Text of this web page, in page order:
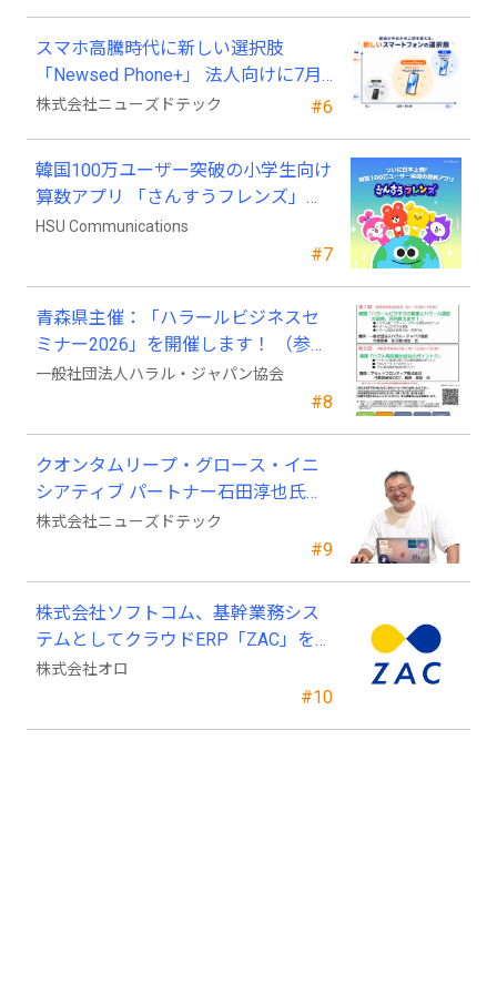
#6
スマホ高騰時代に新しい選択肢
「Newsed Phone+」 法人向けに7月
23日から販売開始
株式会社ニューズドテック
#7
韓国100万ユーザー突破の小学生向け
算数アプリ 「さんすうフレンズ」、
ついに日本上陸!
HSU Communications
#8
青森県主催：「ハラールビジネスセ
ミナー2026」を開催します！ （参加
費無料）
一般社団法人ハラル・ジャパン協会
#9
クオンタムリープ・グロース・イニ
シアティブ パートナー石田淳也氏が
ニューズドテックの戦略顧問に就任
株式会社ニューズドテック
#10
株式会社ソフトコム、基幹業務シス
テムとしてクラウドERP「ZAC」を採
用
株式会社オロ